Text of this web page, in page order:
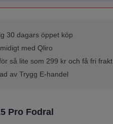
30 dagars öppet köp
med Qliro
så lite som 299 kr och få fri frakt
av Trygg E-handel
Pro Fodral